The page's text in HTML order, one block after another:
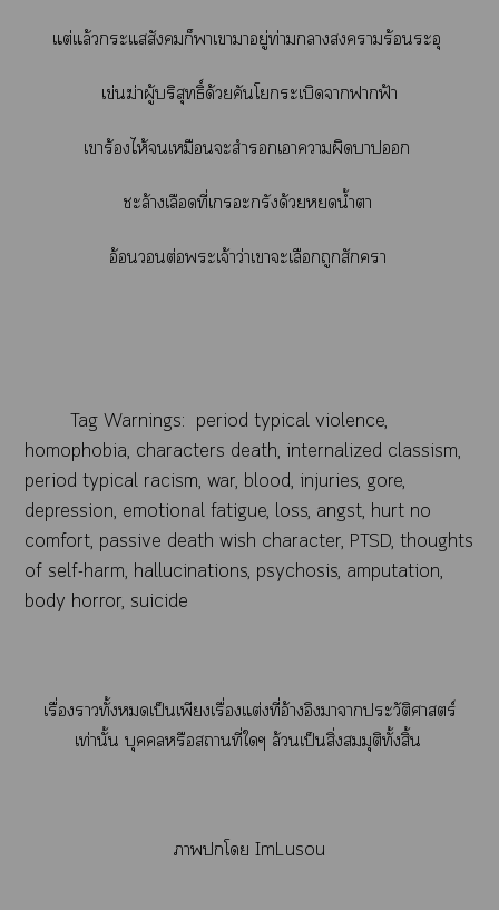
แต่แล้วะแสังคมก็าเาาอยู่ท่ามกลางาร้อนระอุ
เข่นฆ่าผู้บริสุทธิ์ด้วยคันโระเบิดาาฟ้า
เาร้องไห้เหมือนะสำรอกเาาผิดา
ะล้างเลือดที่เกรอะกรังด้วยน้ำา
อ้อนต่อะเจ้าว่าเาะเลือกถูกสักา
Tag Warnings: period typical violence,
homophobia, characters death, internalized classism,
period typical racism, war, blood, injuries, gore,
depression, emotional fatigue, loss, angst, hurt no
comfort, passive death wish character, PTSD, thoughts
of self-harm, hallucinations, psychosis, amputation,
body horror, suicide
เรื่องาทั้งเป็นเพียงเรื่องแต่งที่อ้างอิงาาประวัติศาสตร์
เท่านั้น บุคคลหรือสถานที่ใๆ ล้วนเป็นสิ่งสมมุติทั้งสิ้น
าโ ImLusou